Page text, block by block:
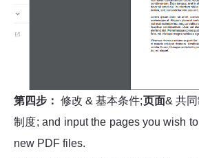
第四步： 修改 & 基本条件;页面& 共同
制度; and input the pages you wish
new PDF files.